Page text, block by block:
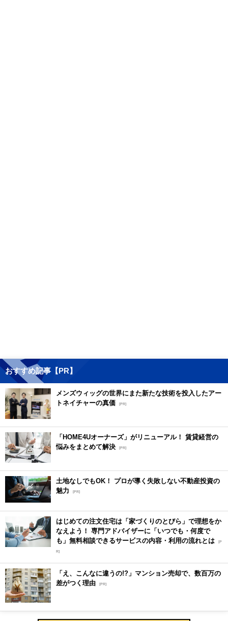
おすすめ記事【PR】
メンズウィッグの世界にまた新たな技術を投入したアー
トネイチャーの真価 [PR]
「HOME4Uオーナーズ」がリニューアル！ 賃貸経営の
悩みをまとめて解決 [PR]
土地なしでもOK！ プロが導く失敗しない不動産投資の
魅力
[PR]
はじめての注文住宅は「家づくりのとびら」で理想をか
なえよう！ 専門アドバイザーに「いつでも・何度で
も」無料相談できるサービスの内容・利用の流れとは [P
R]
「え、こんなに違うの!?」マンション売却で、数百万の
差がつく理由 [PR]